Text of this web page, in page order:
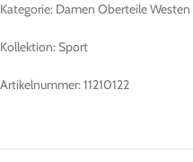
Kategorie: Damen Oberteile Westen
Kollektion: Sport
Artikelnummer: 11210122